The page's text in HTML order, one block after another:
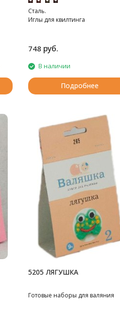
Сталь.
Иглы для квилтинга
748 руб.
В наличии
Подробнее
5205 ЛЯГУШКА
Готовые наборы для валяния